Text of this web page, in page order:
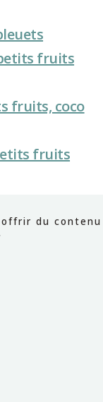
fruits
fruits, coco
fruits